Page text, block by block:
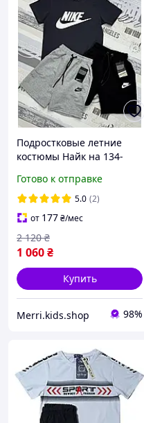
Подростковые летние
костюмы Найк на 134-
мальчика подростка,
детский удобный
трикотажный комплект
найк
Готово к отправке
5.0 (2)
от 177₴/мес
1 060₴
2 120 ₴
Купить
Merri.kids.shop 98%